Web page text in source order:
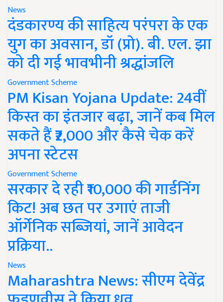
News
दंडकारण्य की साहित्य परंपरा के एक
युग का अवसान, डॉ (प्रो). बी. एल. झा
को दी गई भावभीनी श्रद्धांजलि
Government Scheme
PM Kisan Yojana Update: 24वीं
किस्त का इंतजार बढ़ा, जानें कब मिल
सकते हैं ₹2,000 और कैसे चेक करें
अपना स्टेटस
Government Scheme
सरकार दे रही ₹10,000 की गार्डनिंग
किट! अब छत पर उगाएं ताजी
ऑर्गेनिक सब्जियां, जानें आवेदन
प्रक्रिया..
News
Maharashtra News: सीएम देवेंद्र